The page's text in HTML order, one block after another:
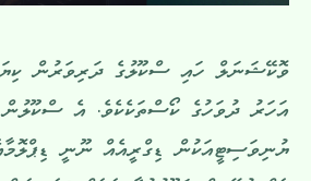
ވޮކޭޝަނަލް ހައި ސްކޫލުގެ ދަރިވަރުން
އަހަރު ދުވަހުގެ ކޯސްތަކެކެވެ. އެ
ޔުނިވަސިޓީއަކުން ޑިގްރީއެއް ނޫނީ